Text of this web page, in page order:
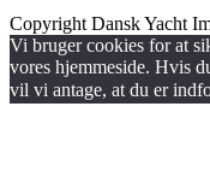
Copyright Dansk Yacht
Vi bruger cookies for at
vores hjemmeside. Hvis
vil vi antage, at du er